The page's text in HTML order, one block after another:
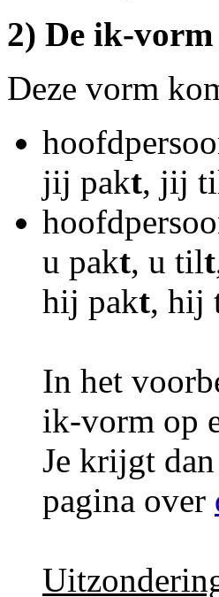
2) De ik-
Deze vorm
jij pakt, jij
u pakt, u tilt
hij pakt, hij
In het
ik-vorm op
Je krijgt
pagina over